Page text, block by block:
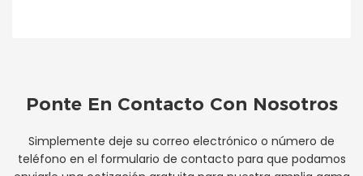
Ponte En Contacto Con Nosotros
Simplemente deje su correo electrónico o número de
teléfono en el formulario de contacto para que podamos